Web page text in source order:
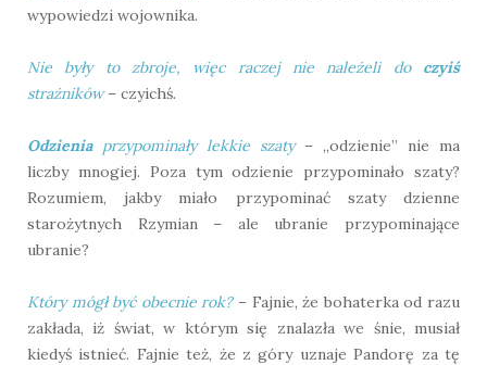
wypowiedzi wojownika.
Nie były to zbroje, więc raczej nie należeli do czyiś
strażników– czyichś.
Odzieniaprzypominały lekkie szaty – „odzienie” nie ma
liczby mnogiej. Poza tym odzienie przypominało szaty?
Rozumiem, jakby miało przypominać szaty dzienne
starożytnych Rzymian – ale ubranie przypominające
ubranie?
Który mógł być obecnie rok? – Fajnie, że bohaterka od razu
zakłada, iż świat, w którym się znalazła we śnie, musiał
kiedyś istnieć. Fajnie też, że z góry uznaje Pandorę za tę